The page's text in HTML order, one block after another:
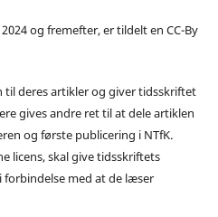
og fremefter, er tildelt en CC-By
deres artikler og giver tidsskriftet
gives andre ret til at dele artiklen
og første publicering i NTfK.
licens, skal give tidsskriftets
forbindelse med at de læser